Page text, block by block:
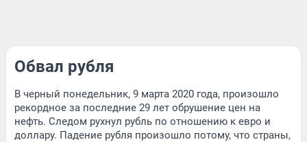
Обвал рубля
В черный понедельник, 9 марта 2020 года, произошло
рекордное за последние 29 лет обрушение цен на
нефть. Следом рухнул рубль по отношению к евро и
доллару. Падение рубля произошло потому, что страны,